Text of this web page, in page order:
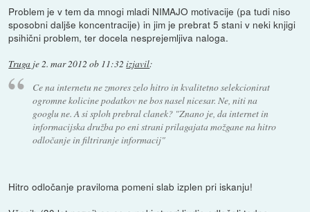
Problem je v tem da mnogi mladi NIMAJO motivacije (pa tudi niso
sposobni daljše koncentracije) in jim je prebrat 5 stani v neki knjigi
psihični problem, ter docela nesprejemljiva naloga.
Truga je2. mar 2012 ob 11:32 izjavil:
Ce na internetu ne zmores zelo hitro in kvalitetno selekcionirat
ogromne kolicine podatkov ne bos nasel nicesar. Ne, niti na
googlu ne. A si sploh prebral clanek? "Znano je, da internet in
informacijska družba po eni strani prilagajata možgane na hitro
odločanje in filtriranje informacij"
Hitro odločanje praviloma pomeni slab izplen pri iskanju!